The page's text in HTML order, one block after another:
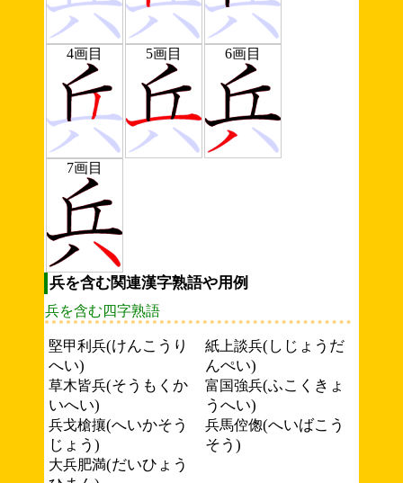
4画目 5画目 6画目
7画目
兵を含む関連漢字熟語や用例
兵を含む四字熟語
堅甲利兵(けんこうり
へい)
草木皆兵(そうもくか
いへい)
兵戈槍攘(へいかそう
じょう)
大兵肥満(だいひょう
紙上談兵(しじょうだ
んぺい)
富国強兵(ふこくきょ
うへい)
兵馬倥偬(へいばこう
そう)